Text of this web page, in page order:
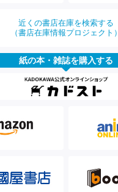
近くの書店在庫を検索する
（書店在庫情報プロジェクト）
紙の本・雑誌を購入する